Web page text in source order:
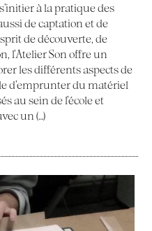
à la pratique des
de captation et de
de découverte, de
l’Atelier Son offre un
les différents aspects de
d’emprunter du matériel
au sein de l’école et
un (…)